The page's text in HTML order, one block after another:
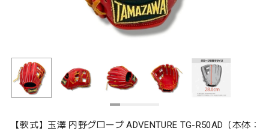
【軟式】玉澤 内野グローブ ADVENTURE TG-R50AD（本体：